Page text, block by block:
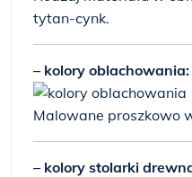
tytan-cynk.
– kolory oblachowania:
Malowane proszkowo
– kolory stolarki